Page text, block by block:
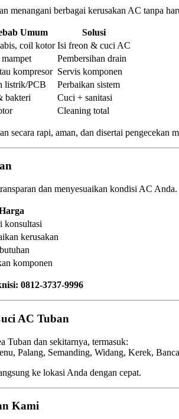
menangani berbagai kerusakan AC tanpa
Umum
Solusi
coil kotor Isi freon & cuci AC
Pembersihan drain
kompresor Servis komponen
listrik/PCB
Perbaikan sistem
bakteri
Cuci + sanitasi
Cleaning total
secara rapi, aman, dan disertai pengecekan
dan menyesuaikan kondisi AC Anda.
konsultasi
kerusakan
komponen
0812-3737-9996
AC Tuban
Tuban dan sekitarnya, termasuk:
Palang, Semanding, Widang, Kerek,
ke lokasi Anda dengan cepat.
Kami